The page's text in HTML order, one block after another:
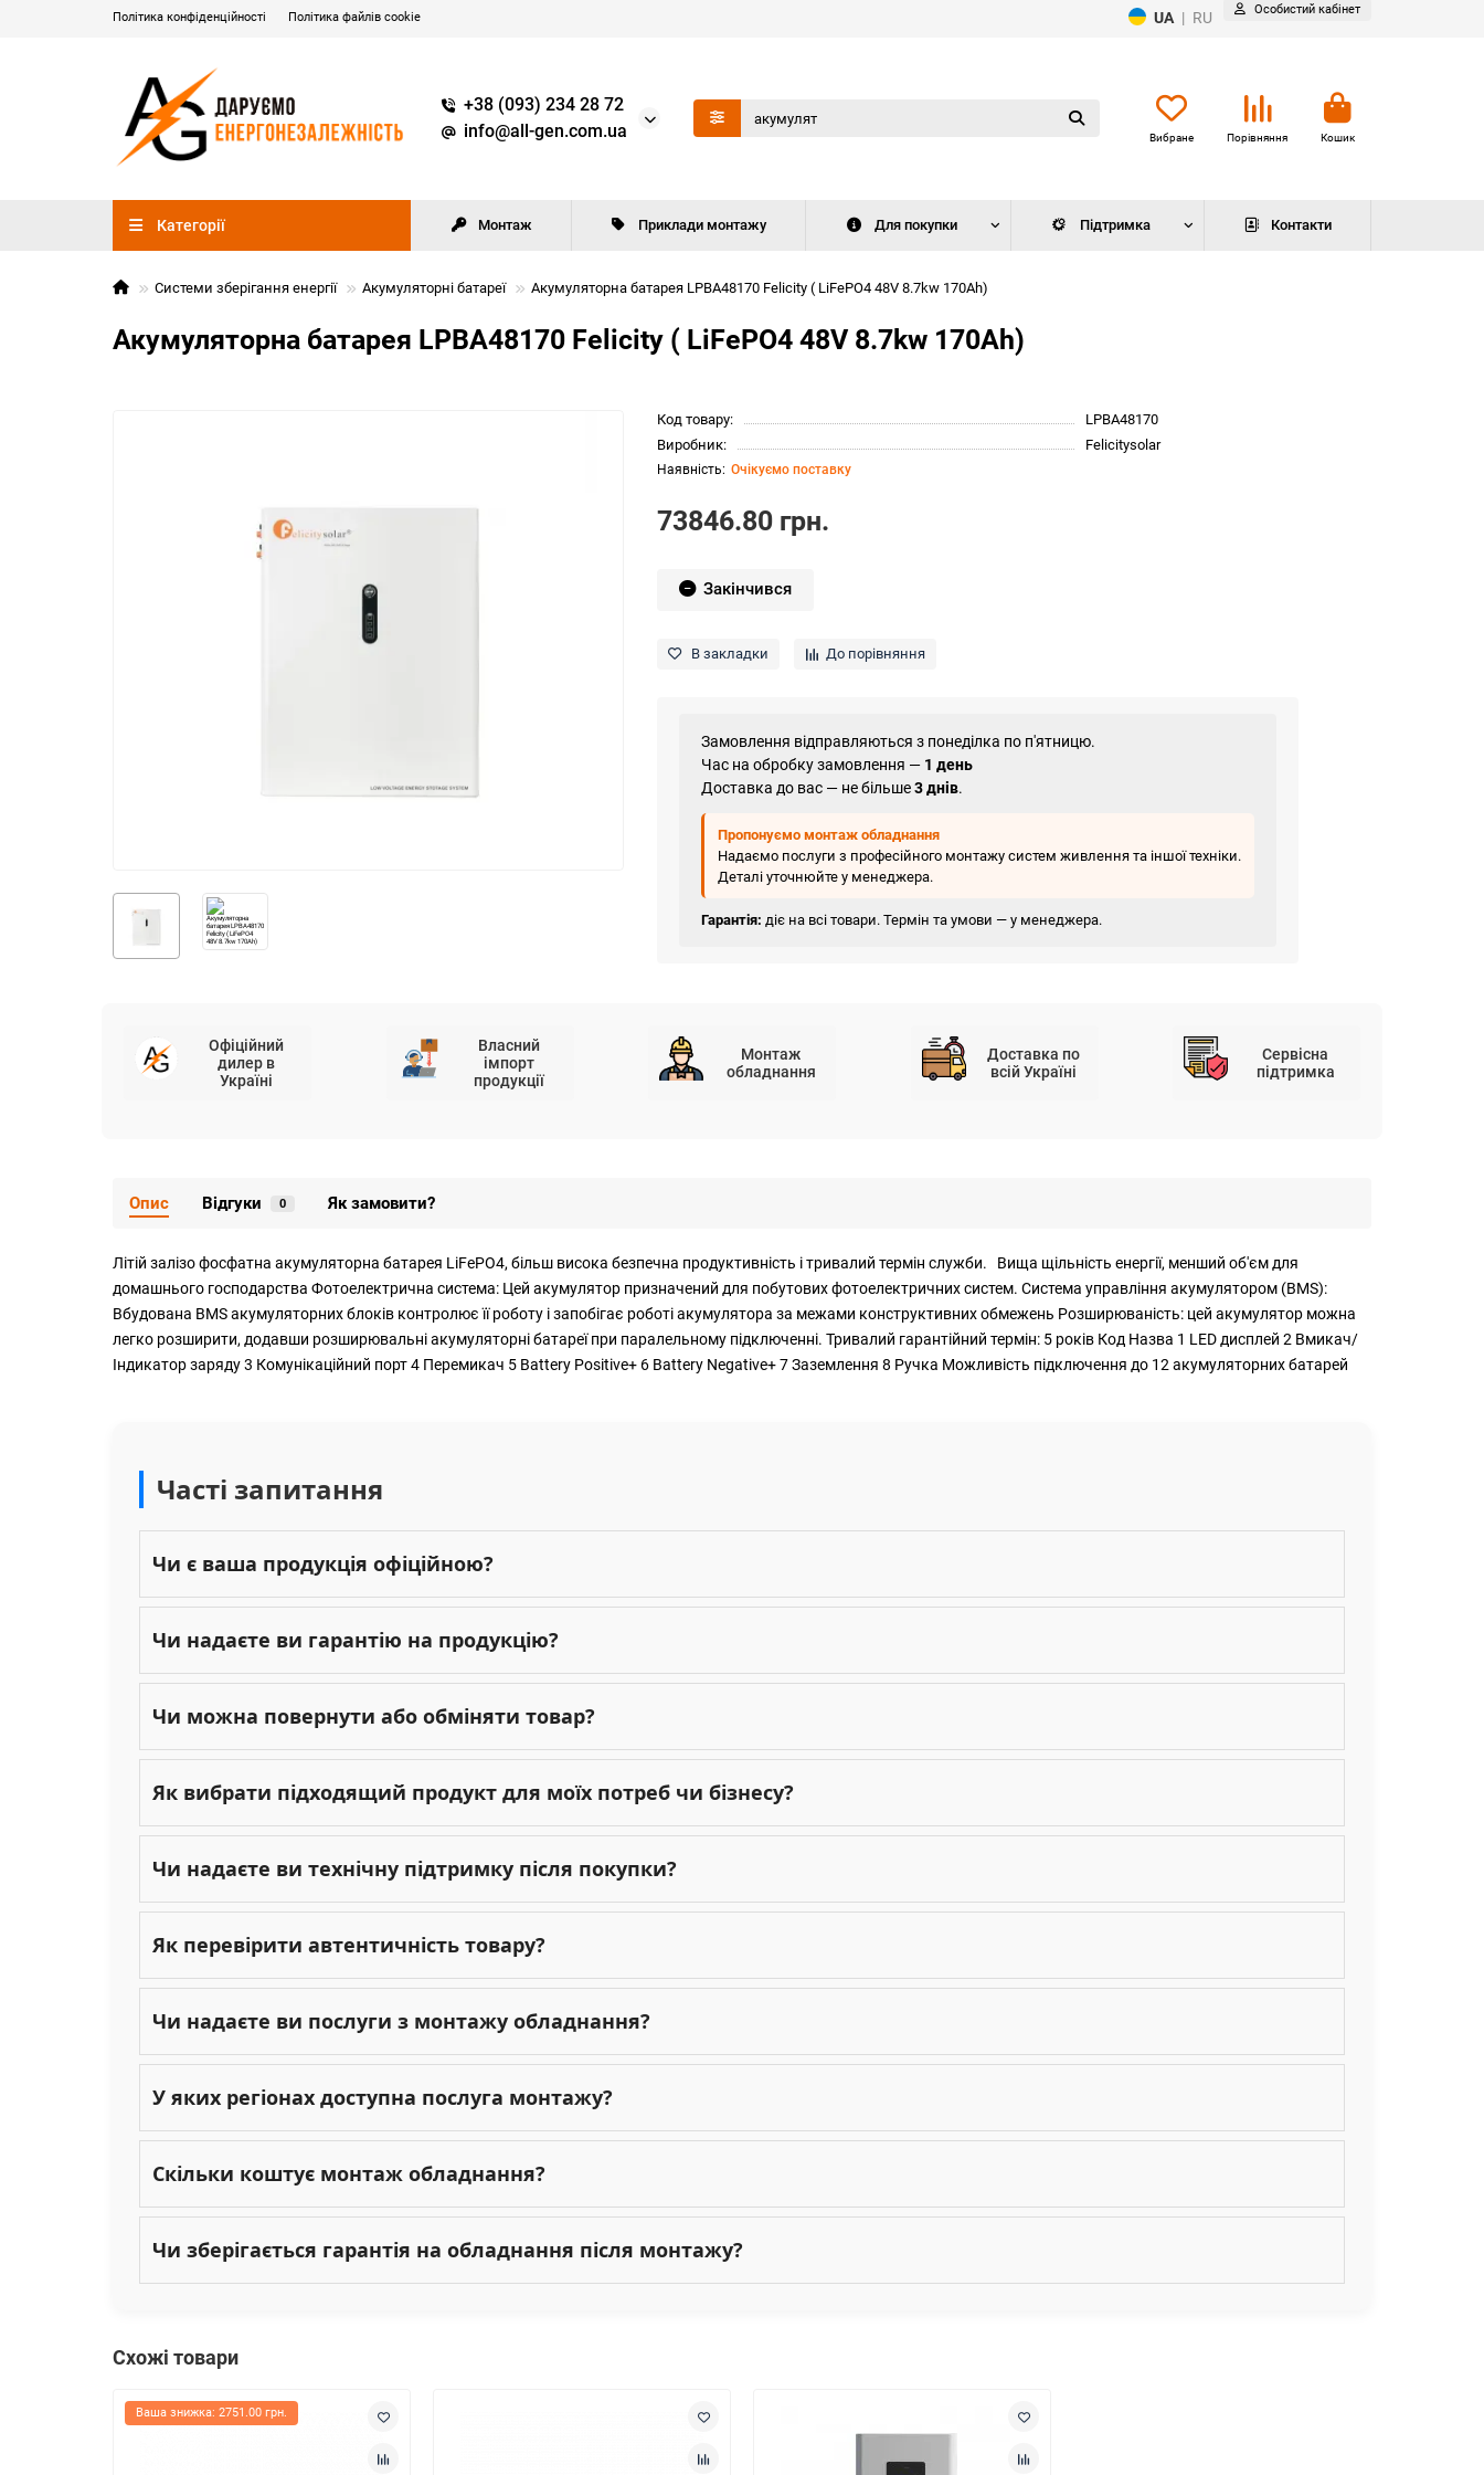
Політика конфіденційності Політика файлів cookie UA | RU Особистий кабінет
+38 (093) 234 28 72
info@all-gen.com.ua
Вибране Порівняння Кошик
Категорії Монтаж Приклади монтажу Для покупки Підтримка Контакти
Системи зберігання енергії Акумуляторні батареї Акумуляторна батарея LPBA48170 Felicity ( LiFePO4 48V 8.7kw 170Аh)
Акумуляторна батарея LPBA48170 Felicity ( LiFePO4 48V 8.7kw 170Аh)
Код товару:
LPBA48170
Виробник:
Felicitysolar
Очікуємо поставку
73846.80 грн.
Закінчився
В закладки До порівняння
Замовлення відправляються з понеділка по п'ятницю.
Час на обробку замовлення — 1 день
Доставка до вас — не більше3 днів.
Пропонуємо монтаж обладнання
Надаємо послуги з професійного монтажу систем живлення та іншої техніки.
Деталі уточнюйте у менеджера.
Гарантія: діє на всі товари. Термін та умови — у менеджера.
Офіційний
дилер в
Україні
Власний
імпорт
продукції
Монтаж
обладнання
Доставка по
всій Україні
Сервісна
підтримка
Опис Відгуки 0 Як замовити?
Літій залізо фосфатна акумуляторна батарея LiFePO4, більш висока безпечна продуктивність і тривалий термін служби. Вища щільність енергії, менший об'єм для
домашнього господарства Фотоелектрична система: Цей акумулятор призначений для побутових фотоелектричних систем. Система управління акумулятором (BMS):
Вбудована BMS акумуляторних блоків контролює її роботу і запобігає роботі акумулятора за межами конструктивних обмежень Розширюваність: цей акумулятор можна
легко розширити, додавши розширювальні акумуляторні батареї при паралельному підключенні. Тривалий гарантійний термін: 5 років Код Назва 1 LED дисплей 2 Вмикач/
Індикатор заряду 3 Комунікаційний порт 4 Перемикач 5 Battery Positive+ 6 Battery Negative+ 7 Заземлення 8 Ручка Можливість підключення до 12 акумуляторних батарей
Часті запитання
Чи є ваша продукція офіційною?
Чи надаєте ви гарантію на продукцію?
Чи можна повернути або обміняти товар?
Як вибрати підходящий продукт для моїх потреб чи бізнесу?
Чи надаєте ви технічну підтримку після покупки?
Як перевірити автентичність товару?
Чи надаєте ви послуги з монтажу обладнання?
У яких регіонах доступна послуга монтажу?
Скільки коштує монтаж обладнання?
Чи зберігається гарантія на обладнання після монтажу?
Схожі товари
Ваша знижка: 2751.00 грн.